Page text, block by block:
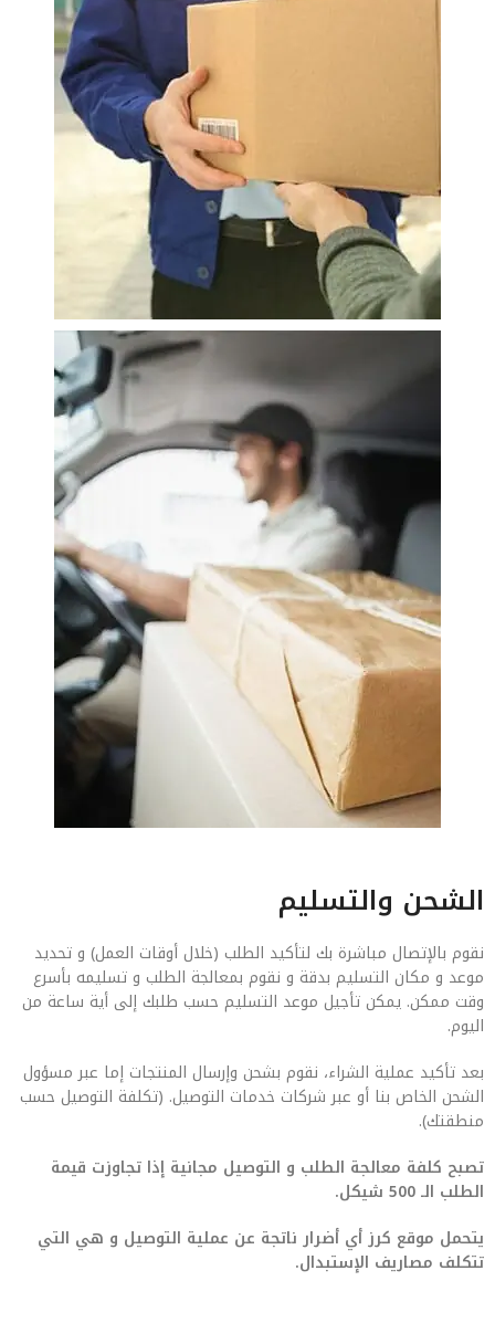
الشحن والتسليم
نقوم بالإتصال مباشرة بك لتأكيد الطلب (خلال أوقات العمل) و تحديد
موعد و مكان التسليم بدقة و نقوم بمعالجة الطلب و تسليمه بأسرع
وقت ممكن. يمكن تأجيل موعد التسليم حسب طلبك إلى أية ساعة من
اليوم.
بعد تأكيد عملية الشراء، نقوم بشحن وإرسال المنتجات إما عبر مسؤول
الشحن الخاص بنا أو عبر شركات خدمات التوصيل. (تكلفة التوصيل حسب
منطقتك).
تصبح كلفة معالجة الطلب و التوصيل مجانية إذا تجاوزت قيمة
الطلب الـ 500 شيكل.
يتحمل موقع كرز أي أضرار ناتجة عن عملية التوصيل و هي التي
تتكلف مصاريف الإستبدال.